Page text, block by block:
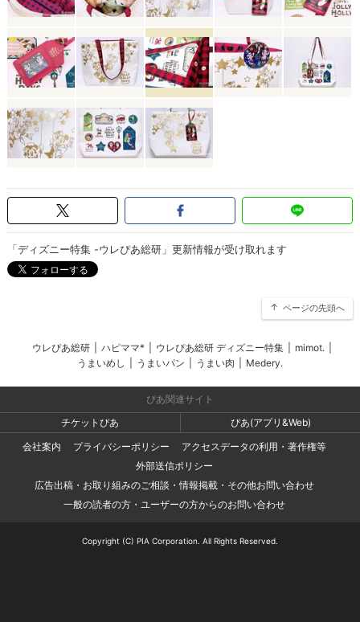
「ディズニー特集 -ウレぴあ総研」更新情報が受け取れます
ページの先頭へ
ウレぴあ総研 ハピママ* ウレぴあ総研 ディズニー特集 mimot.
うまいめし
うまいパン うまい肉 Medery.
ぴあ関連サイト
チケットぴあ
ぴあ(アプリ&Web)
会社案内
プライバシーポリシー
アクセスデータの利用・著作権等
外部送信ポリシー
広告出稿・お取り組みのご相談・情報掲載・その他お問い合わせ
一般の読者の方・ユーザーの方からのお問い合わせ
Copyright (C) PIA Corporation. All Rights Reserved.